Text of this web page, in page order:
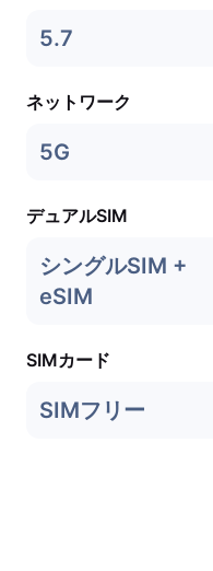
5.7
ネットワーク
5G
デュアルSIM
シングルSIM +
eSIM
SIMカード
SIMフリー